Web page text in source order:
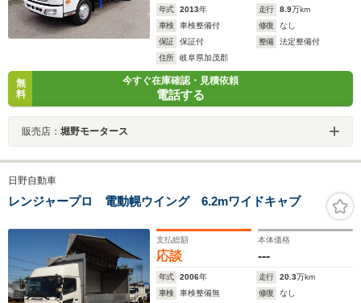
年式 2013年 走行 8.9万km
車検
車検整備付 修復
なし
保証
保証付 整備
法定整備付
住所
岐阜県加茂郡
無
料
今すぐ在庫確認・見積依頼
電話する
販売店： 堀野モータース
日野自動車
レンジャープロ 電動幌ウイング 6.2mワイドキャブ
支払総額
応談
本体価格
---
年式 2006年 走行 20.3万km
車検
車検整備無 修復 なし